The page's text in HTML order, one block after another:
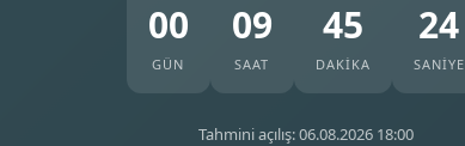
00
GÜN
09
SAAT
45
DAKİKA
24
SANİYE
Tahmini açılış: 06.08.2026 18:00